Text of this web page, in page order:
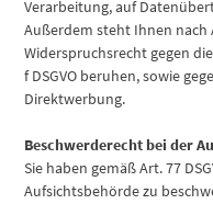
Verarbeitung, auf
Außerdem steht Ihnen nach
Widerspruchsrecht gegen
f DSGVO beruhen, sowie
Direktwerbung.
Beschwerderecht bei der
Sie haben gemäß Art. 77
Aufsichtsbehörde zu